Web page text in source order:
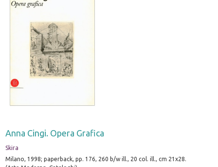
Anna Cingi. Opera Grafica
Skira
Milano, 1998; paperback, pp. 176, 260 b/w ill., 20 col. ill., cm 21x28.